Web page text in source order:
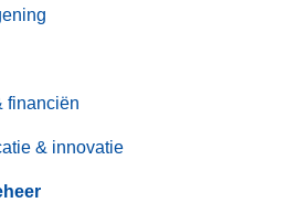
financiën
& innovatie